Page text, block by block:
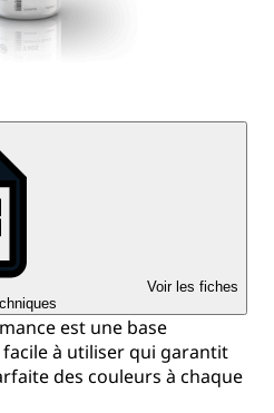
Voir les fiches
est une base
à utiliser qui garantit
des couleurs à chaque